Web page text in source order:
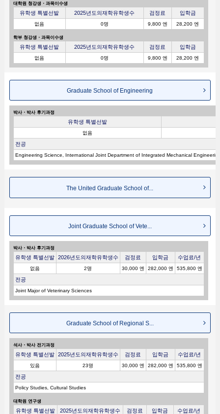
대학원 청강생・과목이수생
유학생 특별선발 2025년도의재학유학생수 검정료 입학금
없음 0명 9,800 엔 28,200 엔
학부 청강생・과목이수생
유학생 특별선발 2025년도의재학유학생수 검정료 입학금
없음 0명 9,800 엔 28,200 엔
Graduate School of Engineering
박사・박사 후기과정
유학생 특별선발
없음
전공
Engineering Science, International Joint Department of Integrated Mechanical
The United Graduate School of...
Joint Graduate School of Vete...
박사・박사 후기과정
유학생 특별선발 2026년도의재학유학생수 검정료 입학금 수업료/년
없음 2명 30,000 엔 282,000 엔 535,800 엔
전공
Joint Major of Veterinary Sciences
Graduate School of Regional S...
석사・박사 전기과정
유학생 특별선발 2025년도의재학유학생수 검정료 입학금 수업료/년
있음 23명 30,000 엔 282,000 엔 535,800 엔
전공
Policy Studies, Cultural Studies
대학원 연구생
유학생 특별선발 2025년도의재학유학생수 검정료 입학금 수업료/년